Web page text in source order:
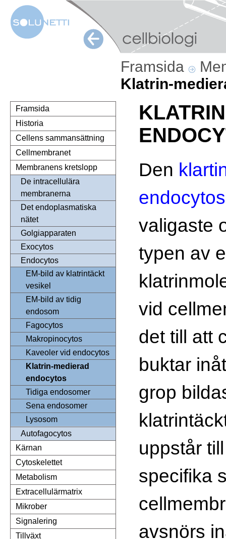
Framsida
Klatrin-
Framsida
Historia
Cellens sammansättning
Cellmembranet
Membranens kretslopp
De intracellulära
membranerna
Det endoplasmatiska
nätet
Golgiapparaten
Exocytos
Endocytos
EM-bild av klatrintäckt
vesikel
EM-bild av tidig
endosom
Fagocytos
Makropinocytos
Kaveoler vid endocytos
Klatrin-medierad
endocytos
Tidiga endosomer
Sena endosomer
Lysosom
Autofagocytos
Kärnan
Cytoskelettet
Metabolism
Extracellulärmatrix
Mikrober
Signalering
Tillväxt
Den
valigaste
typen av
vid
det till att
buktar
grop
uppstår
specifika
avsnörs